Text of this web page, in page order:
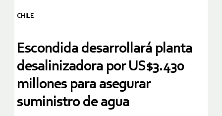
CHILE
Escondida desarrollará planta
desalinizadora por US$3.430
millones para asegurar
suministro de agua